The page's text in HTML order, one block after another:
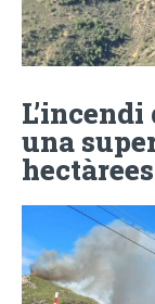
una
hectàrees